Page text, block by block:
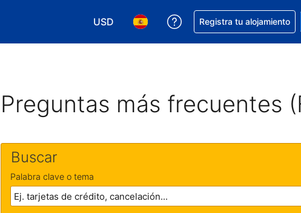
USD
Elegir tu moneda. Tu moneda actual es
Elegir el idioma que prefieres. Tu
Obtener ayuda con la
Registra tu alojamiento
Preguntas más frecuentes
Buscar
Palabra clave o tema